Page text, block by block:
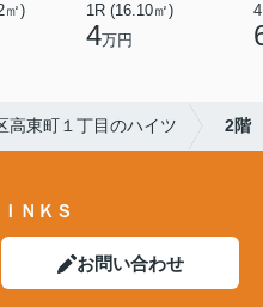
㎡)
1R (16.10㎡)
4万円
高東町１丁目のハイツ 2階
ＮＫＳ
お問い合わせ